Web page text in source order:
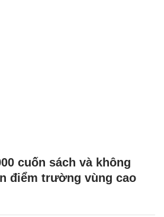
cuốn sách và không
điểm trường vùng cao